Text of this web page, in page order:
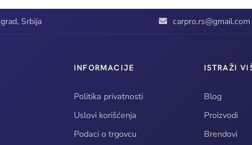
Srbija carpro.rs@gmail.com
INFORMACIJE
Politika privatnosti
Uslovi korišćenja
Podaci o trgovcu
ISTRAŽI
Blog
Proizvodi
Brendovi